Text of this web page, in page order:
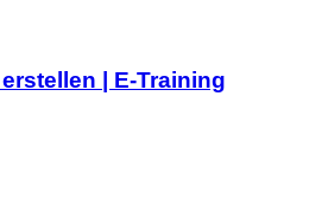
| E-Training